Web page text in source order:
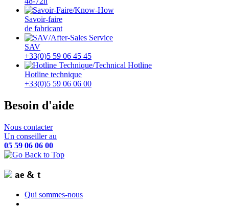
Savoir-faire
de fabricant
SAV
+33(0)5 59 06 45 45
Hotline technique
+33(0)5 59 06 06 00
Besoin d'aide
Nous contacter
Un conseiller au
05 59 06 06 00
ae & t
Qui sommes-nous